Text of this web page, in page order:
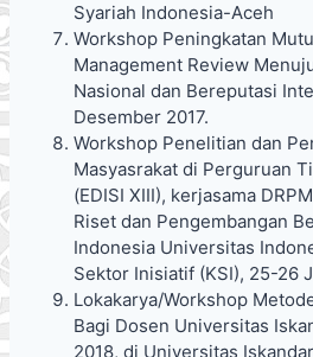
Syariah Indonesia-Aceh
Workshop Peningkatan
Management Review
Nasional dan Bereputasi
Desember 2017.
Workshop Penelitian dan
Masyasrakat di Perguruan
(EDISI XIII), kerjasama
Riset dan Pengembangan
Indonesia Universitas
Sektor Inisiatif (KSI), 25-26
Lokakarya/Workshop
Bagi Dosen Universitas
2018, di Universitas